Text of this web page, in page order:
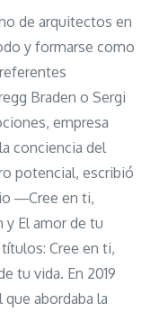
de arquitectos en
y formarse como
Braden o Sergi
empresa
conciencia del
potencial, escribió
―Cree en ti,
y El amor de tu
Cree en ti,
tu vida. En 2019
abordaba la